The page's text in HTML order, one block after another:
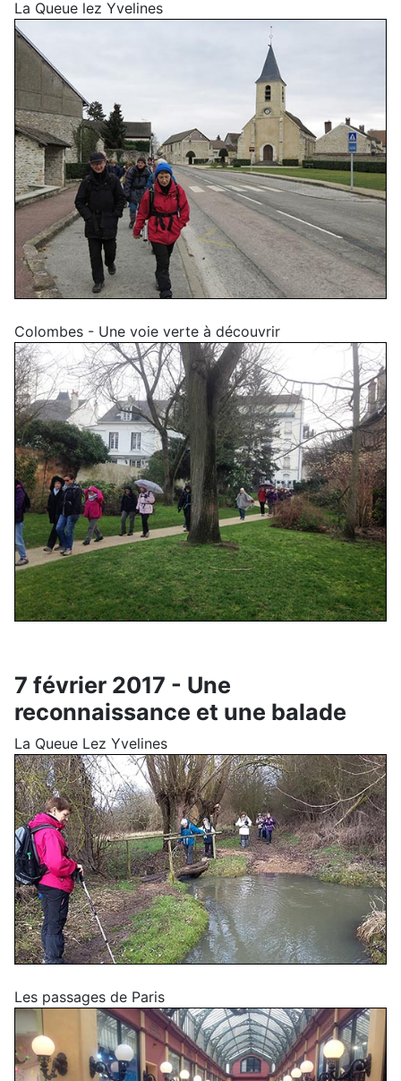
La Queue lez Yvelines
Colombes - Une voie verte à découvrir
7 février 2017 - Une
reconnaissance et une balade
La Queue Lez Yvelines
Les passages de Paris